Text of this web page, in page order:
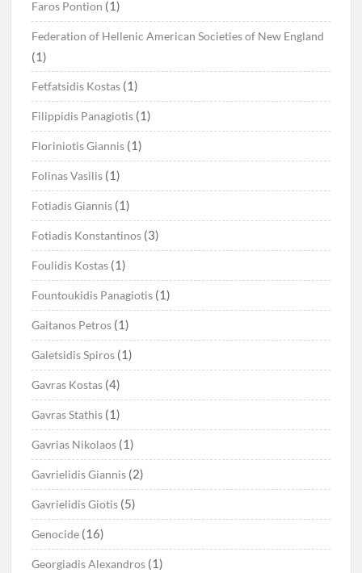
Faros Pontion (1)
Federation of Hellenic American Societies of New England
(1)
Fetfatsidis Kostas (1)
Filippidis Panagiotis (1)
Floriniotis Giannis (1)
Folinas Vasilis (1)
Fotiadis Giannis (1)
Fotiadis Konstantinos (3)
Foulidis Kostas (1)
Fountoukidis Panagiotis (1)
Gaitanos Petros (1)
Galetsidis Spiros (1)
Gavras Kostas (4)
Gavras Stathis (1)
Gavrias Nikolaos (1)
Gavrielidis Giannis (2)
Gavrielidis Giotis (5)
Genocide (16)
Georgiadis Alexandros (1)